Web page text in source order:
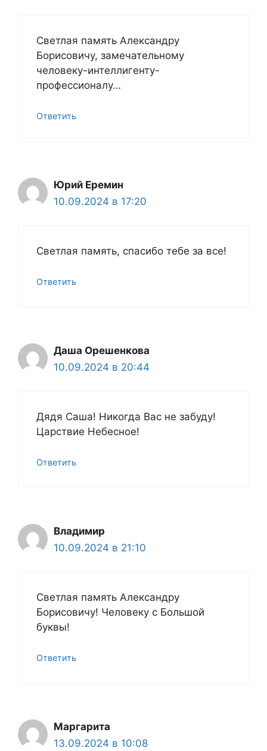
Светлая память Александру
Борисовичу, замечательному
человеку-интеллигенту-
профессионалу…
Ответить
Юрий Еремин
10.09.2024 в 17:20
Светлая память, спасибо тебе за все!
Ответить
Даша Орешенкова
10.09.2024 в 20:44
Дядя Саша! Никогда Вас не забуду!
Царствие Небесное!
Ответить
Владимир
10.09.2024 в 21:10
Светлая память Александру
Борисовичу! Человеку с Большой
буквы!
Ответить
Маргарита
13.09.2024 в 10:08